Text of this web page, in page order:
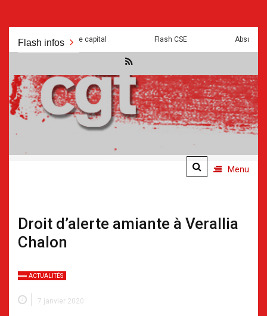
au
Flash infos
mal pour servir le capital Flash CSE Absurdités et
.
Menu
Droit d’alerte amiante à Verallia
Chalon
ACTUALITÉS
7 janvier 2020